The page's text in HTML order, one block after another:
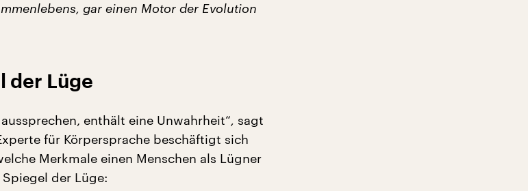
gar einen Motor der Evolution
der Lüge
enthält eine Unwahrheit“, sagt
für Körpersprache beschäftigt sich
Merkmale einen Menschen als Lügner
der Lüge: